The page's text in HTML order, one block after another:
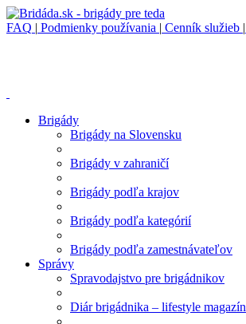
FAQ | Podmienky používania | Cenník služieb |
Brigády
Brigády na Slovensku
Brigády v zahraničí
Brigády podľa krajov
Brigády podľa kategórií
Brigády podľa zamestnávateľov
Správy
Spravodajstvo pre brigádnikov
Diár brigádnika – lifestyle magazín